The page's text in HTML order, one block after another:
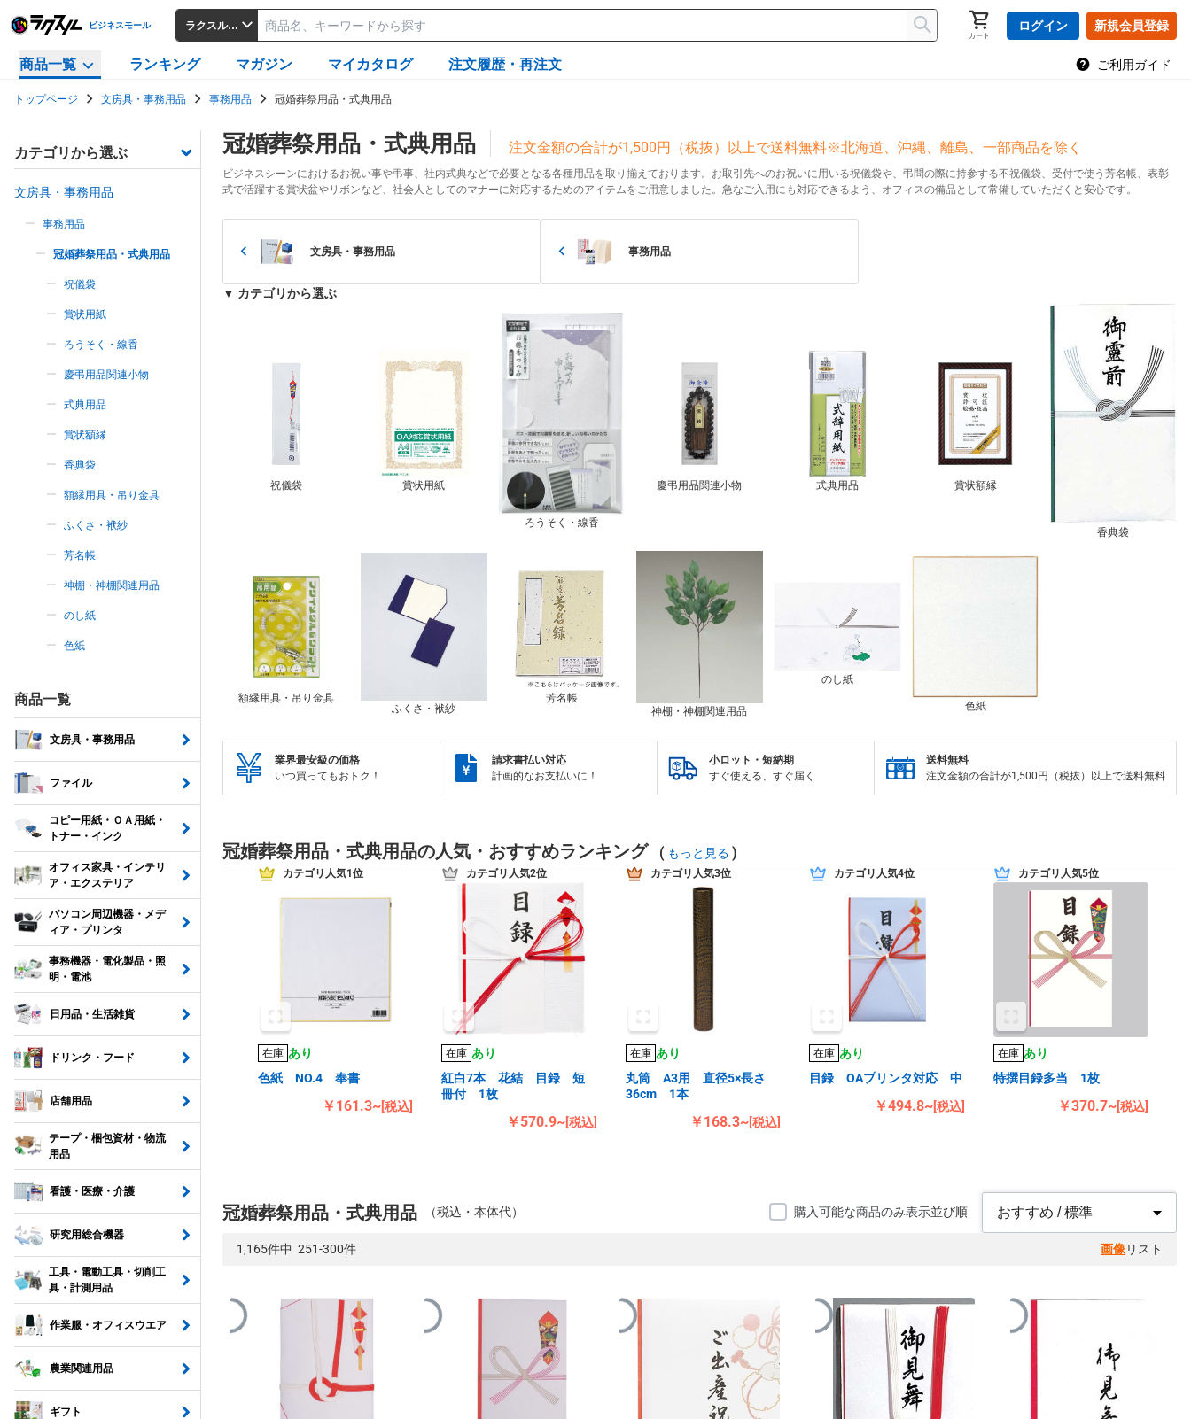
ビジネスモール ラクスルビジネスモール
カート
ログイン 新規会員登録
商品一覧 ランキング マガジン マイカタログ 注文履歴・再注文 ご利用ガイド
トップページ 文房具・事務用品 事務用品 冠婚葬祭用品・式典用品
カテゴリから選ぶ
文房具・事務用品
事務用品
冠婚葬祭用品・式典用品
祝儀袋
賞状用紙
ろうそく・線香
慶弔用品関連小物
式典用品
賞状額縁
香典袋
額縁用具・吊り金具
ふくさ・袱紗
芳名帳
神棚・神棚関連用品
のし紙
色紙
商品一覧
文房具・事務用品
ファイル
コピー用紙・ＯＡ用紙・
トナー・インク
オフィス家具・インテリ
ア・エクステリア
パソコン周辺機器・メデ
ィア・プリンタ
事務機器・電化製品・照
明・電池
日用品・生活雑貨
ドリンク・フード
店舗用品
テープ・梱包資材・物流
用品
看護・医療・介護
研究用総合機器
工具・電動工具・切削工
具・計測用品
作業服・オフィスウエア
農業関連用品
ギフト
冠婚葬祭用品・式典用品 注文金額の合計が1,500円（税抜）以上で送料無料※北海道、沖縄、離島、一部商品を除く
ビジネスシーンにおけるお祝い事や弔事、社内式典などで必要となる各種用品を取り揃えております。お取引先へのお祝いに用いる祝儀袋や、弔問の際に持参する不祝儀袋、受付で使う芳名帳、表彰
式で活躍する賞状盆やリボンなど、社会人としてのマナーに対応するためのアイテムをご用意しました。急なご入用にも対応できるよう、オフィスの備品として常備していただくと安心です。
文房具・事務用品 事務用品
▼ カテゴリから選ぶ
祝儀袋 賞状用紙
ろうそく・線香
慶弔用品関連小物 式典用品 賞状額縁
香典袋
額縁用具・吊り金具
ふくさ・袱紗
芳名帳
神棚・神棚関連用品
のし紙
色紙
業界最安級の価格
いつ買ってもおトク！
請求書払い対応
計画的なお支払いに！
小ロット・短納期
すぐ使える、すぐ届く
送料無料
注文金額の合計が1,500円（税抜）以上で送料無料
冠婚葬祭用品・式典用品の人気・おすすめランキング ( もっと見る )
カテゴリ人気1位
在庫 あり
色紙 NO.4 奉書
￥161.3~[税込]
カテゴリ人気2位
在庫 あり
紅白7本 花結 目録 短
冊付 1枚
￥570.9~[税込]
カテゴリ人気3位
在庫 あり
丸筒 A3用 直径5×長さ
36cm 1本
￥168.3~[税込]
カテゴリ人気4位
在庫 あり
目録 OAプリンタ対応 中
￥494.8~[税込]
カテゴリ人気5位
在庫 あり
特撰目録多当 1枚
￥370.7~[税込]
冠婚葬祭用品・式典用品 （税込・本体代） 購入可能な商品のみ表示並び順
1,165件中 251-300件 画像 リスト